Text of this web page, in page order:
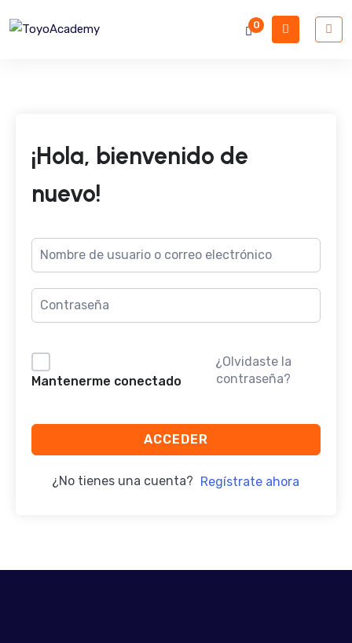
0
¡Hola, bienvenido de
nuevo!
Mantenerme conectado
¿Olvidaste la
contraseña?
ACCEDER
¿No tienes una cuenta? Regístrate ahora